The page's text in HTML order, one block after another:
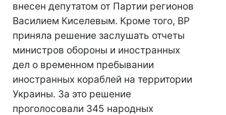
внесен депутатом от Партии регионов
Василием Киселевым. Кроме того, ВР
приняла решение заслушать отчеты
министров обороны и иностранных
дел о временном пребывании
иностранных кораблей на территории
Украины. За это решение
проголосовали 345 народных